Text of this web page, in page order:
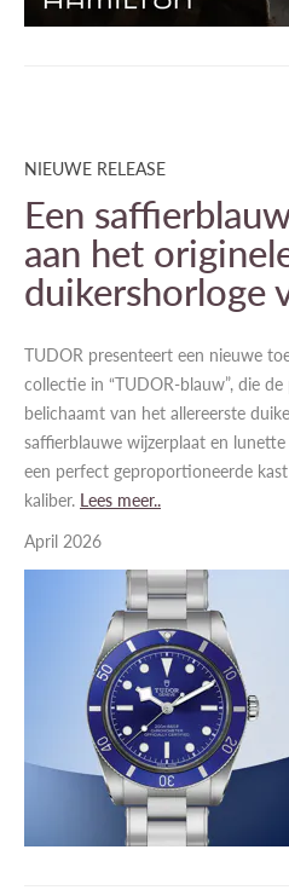
NIEUWE RELEASE
Een
aan het
duikershorloge
TUDOR presenteert een nieuwe
collectie in “TUDOR-blauw”, die
belichaamt van het allereerste
saffierblauwe wijzerplaat en
een perfect geproportioneerde
kaliber. ​Lees meer..
April 2026